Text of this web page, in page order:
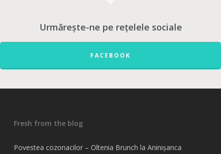
Urmărește-ne pe rețelele sociale
FACEBOOK
Fresh from the blog
Povestea cozonacilor – Oltenia Brunch la Aninișanca